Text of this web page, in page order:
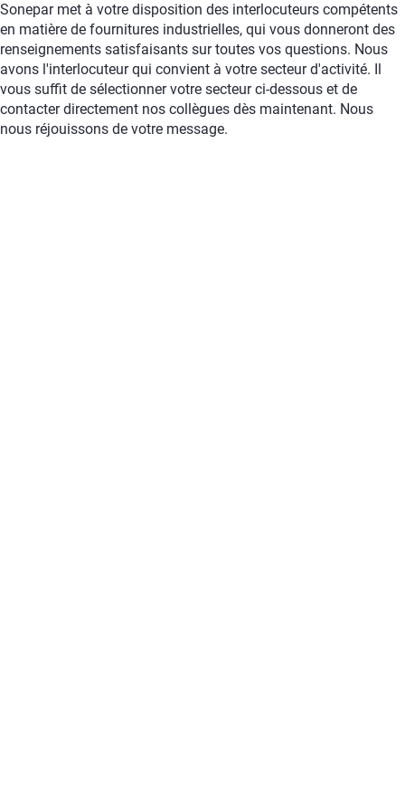
Sonepar met à votre disposition des interlocuteurs compétents
en matière de fournitures industrielles, qui vous donneront des
renseignements satisfaisants sur toutes vos questions. Nous
avons l'interlocuteur qui convient à votre secteur d'activité. Il
vous suffit de sélectionner votre secteur ci-dessous et de
contacter directement nos collègues dès maintenant. Nous
nous réjouissons de votre message.